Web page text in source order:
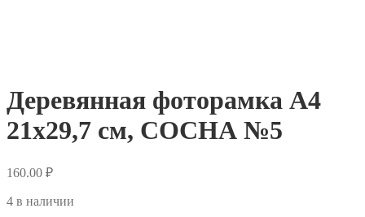
Деревянная фоторамка А4
21х29,7 см, СОСНА №5
160.00 ₽
4 в наличии